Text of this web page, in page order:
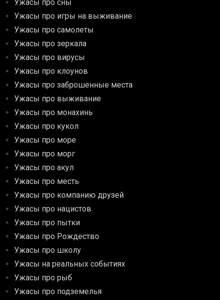
Ужасы про сны
Ужасы про игры на выживание
Ужасы про самолеты
Ужасы про зеркала
Ужасы про вирусы
Ужасы про клоунов
Ужасы про заброшенные места
Ужасы про выживание
Ужасы про монахинь
Ужасы про кукол
Ужасы про море
Ужасы про морг
Ужасы про акул
Ужасы про месть
Ужасы про компанию друзей
Ужасы про нацистов
Ужасы про пытки
Ужасы про Рождество
Ужасы про школу
Ужасы на реальных событиях
Ужасы про рыб
Ужасы про подземелья